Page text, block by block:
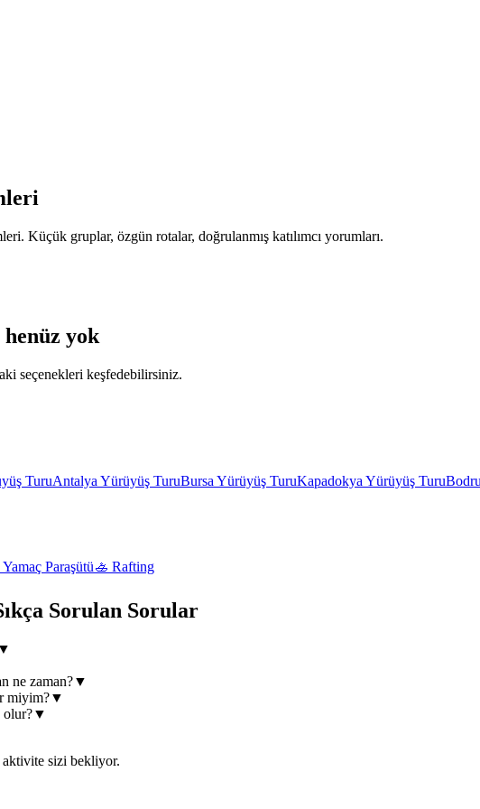
Küçük gruplar, özgün rotalar, doğrulanmış katılımcı yorumları.
yok
seçenekleri keşfedebilirsiniz.
TuruAntalyaYürüyüş TuruBursaYürüyüş TuruKapadokyaYürüyüş Turu
Yamaç Paraşütü🚣 Rafting
Sorulan Sorular
ne zaman?▼
miyim?▼
olur?▼
sizi bekliyor.